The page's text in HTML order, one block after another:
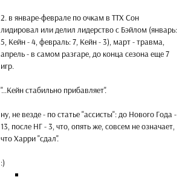
2. в январе-феврале по очкам в ТТХ Сон
лидировал или делил лидерство с Бэйлом (январь:
5, Кейн - 4, февраль: 7, Кейн - 3), март - травма,
апрель - в самом разгаре, до конца сезона еще 7
игр.
"...Кейн стабильно прибавляет".
ну, не везде - по статье "ассисты": до Нового Года -
13, после НГ - 3, что, опять же, совсем не означает,
что Харри "сдал".
:)